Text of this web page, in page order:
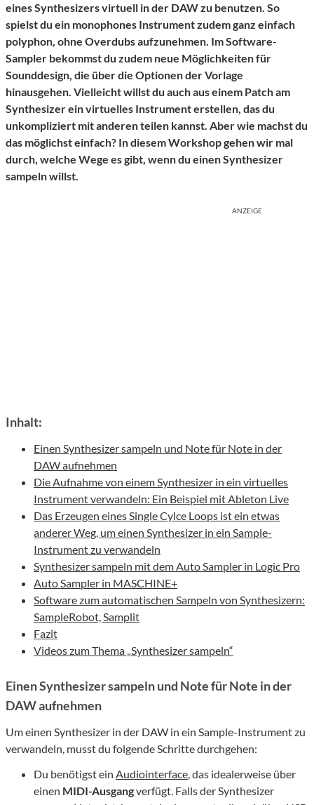
eines Synthesizers virtuell in der DAW zu benutzen. So
spielst du ein monophones Instrument zudem ganz einfach
polyphon, ohne Overdubs aufzunehmen. Im Software-
Sampler bekommst du zudem neue Möglichkeiten für
Sounddesign, die über die Optionen der Vorlage
hinausgehen. Vielleicht willst du auch aus einem Patch am
Synthesizer ein virtuelles Instrument erstellen, das du
unkompliziert mit anderen teilen kannst. Aber wie machst du
das möglichst einfach? In diesem Workshop gehen wir mal
durch, welche Wege es gibt, wenn du einen Synthesizer
sampeln willst.
ANZEIGE
Inhalt:
Einen Synthesizer sampeln und Note für Note in der
DAW aufnehmen
Die Aufnahme von einem Synthesizer in ein virtuelles
Instrument verwandeln: Ein Beispiel mit Ableton Live
Das Erzeugen eines Single Cylce Loops ist ein etwas
anderer Weg, um einen Synthesizer in ein Sample-
Instrument zu verwandeln
Synthesizer sampeln mit dem Auto Sampler in Logic Pro
Auto Sampler in MASCHINE+
Software zum automatischen Sampeln von Synthesizern:
SampleRobot, Samplit
Fazit
Videos zum Thema „Synthesizer sampeln“
Einen Synthesizer sampeln und Note für Note in der
DAW aufnehmen
Um einen Synthesizer in der DAW in ein Sample-Instrument zu
verwandeln, musst du folgende Schritte durchgehen:
Du benötigst ein Audiointerface, das idealerweise über
einen MIDI-Ausgangverfügt. Falls der Synthesizer